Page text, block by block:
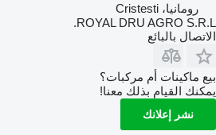
رومانيا، Cristesti
ROYAL DRU AGRO S.R.L.
الاتصال بالبائع
بيع ماكينات أم مركبات؟
يمكنك القيام بذلك معنا!
نشر إعلانك